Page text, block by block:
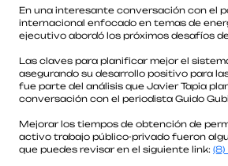
En una interesante conversación con el
internacional enfocado en temas de
ejecutivo abordó los próximos desafíos
Las claves para planificar mejor el
asegurando su desarrollo positivo para
fue parte del análisis que Javier Tapia
conversación con el periodista Guido
Mejorar los tiempos de obtención de
activo trabajo público-privado fueron
que puedes revisar en el siguiente link: (8)